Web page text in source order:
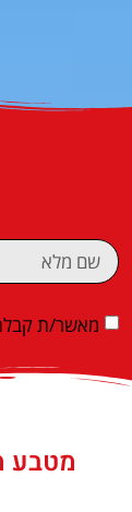
מאשר/ת קבלת
מטבע